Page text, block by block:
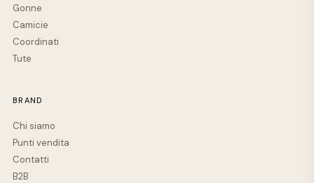
Gonne
Camicie
Coordinati
Tute
BRAND
Chi siamo
Punti vendita
Contatti
B2B